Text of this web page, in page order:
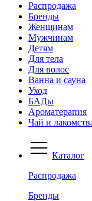
Распродажа
Бренды
Женщинам
Мужчинам
Детям
Для тела
Для волос
Ванна и сауна
Уход
БАДы
Ароматерапия
Чай и
Каталог
Распродажа
Бренды